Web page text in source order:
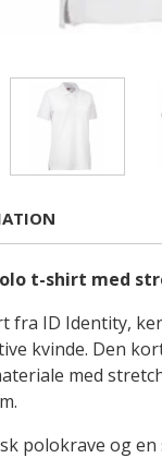
t-shirt med
fra ID Identity,
kvinde. Den
med
polokrave og